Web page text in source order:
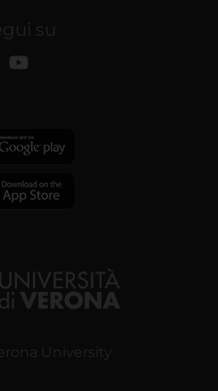
su
University